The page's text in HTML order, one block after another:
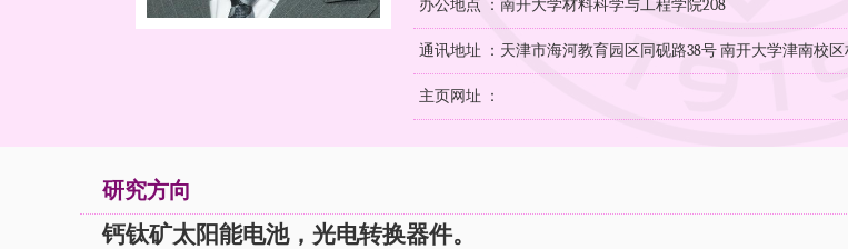
办公地点 ：南开大学材料科学与工程学院208
通讯地址 ：天津市海河教育园区同砚路38号 南开大学津南校区
主页网址 ：
研究方向
钙钛矿太阳能电池，光电转换器件。